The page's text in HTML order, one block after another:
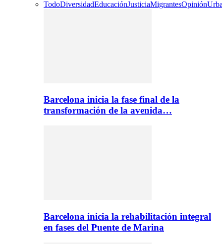
TodoDiversidadEducaciónJusticiaMigrantesOpinión
Barcelona inicia la fase final de la
transformación de la avenida…
Barcelona inicia la rehabilitación integral
en fases del Puente de Marina